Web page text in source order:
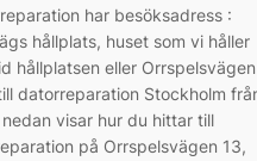
har besöksadress :
hållplats, huset som vi håller
hållplatsen eller Orrspelsvägen
datorreparation Stockholm
visar hur du hittar till
på Orrspelsvägen 13,